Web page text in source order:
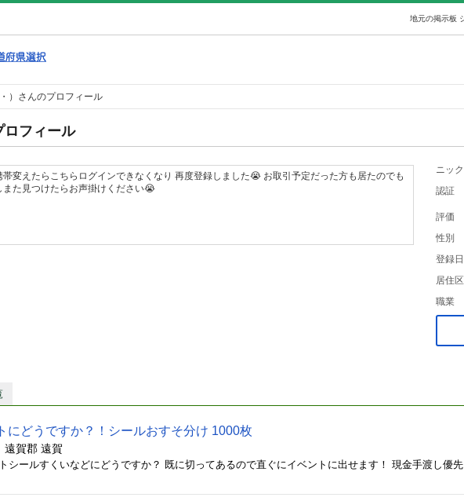
地元の掲示板
）さんのプロフィール
フィール
帯変えたらこちらログインできなくなり 再度登録しました😭 お取引予定だった方も居たのでも
また見つけたらお声掛けください😭
ニッ
認証
評価
性別
登録
居住区
職業
にどうですか？！シールおすそ分け 1000枚
遠賀郡 遠賀
シールすくいなどにどうですか？ 既に切ってあるので直ぐにイベントに出せます！ 現金手渡し優先